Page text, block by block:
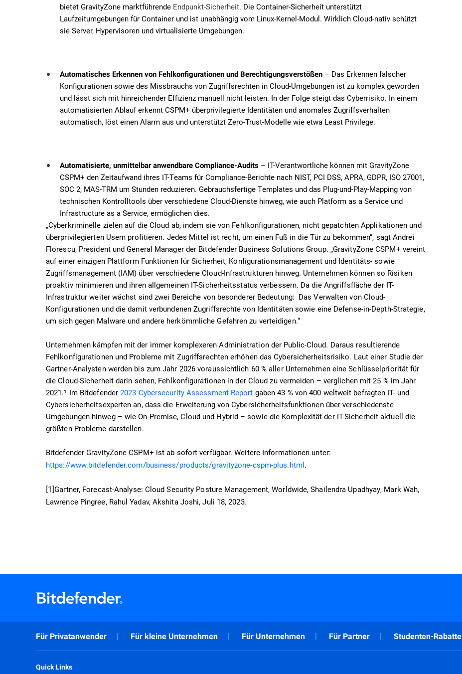
bietet GravityZone marktführende Endpunkt-Sicherheit. Die Container-Sicherheit unterstützt
Laufzeitumgebungen für Container und ist unabhängig vom Linux-Kernel-Modul. Wirklich Cloud-nativ schützt
sie Server, Hypervisoren und virtualisierte Umgebungen.
Automatisches Erkennen von Fehlkonfigurationen und Berechtigungsverstößen – Das Erkennen falscher
Konfigurationen sowie des Missbrauchs von Zugriffsrechten in Cloud-Umgebungen ist zu komplex geworden
und lässt sich mit hinreichender Effizienz manuell nicht leisten. In der Folge steigt das Cyberrisiko. In einem
automatisierten Ablauf erkennt CSPM+ überprivilegierte Identitäten und anomales Zugriffsverhalten
automatisch, löst einen Alarm aus und unterstützt Zero-Trust-Modelle wie etwa Least Privilege.
Automatisierte, unmittelbar anwendbare Compliance-Audits – IT-Verantwortliche können mit GravityZone
CSPM+ den Zeitaufwand ihres IT-Teams für Compliance-Berichte nach NIST, PCI DSS, APRA, GDPR, ISO 27001,
SOC 2, MAS-TRM um Stunden reduzieren. Gebrauchsfertige Templates und das Plug-und-Play-Mapping von
technischen Kontrolltools über verschiedene Cloud-Dienste hinweg, wie auch Platform as a Service und
Infrastructure as a Service, ermöglichen dies.
„Cyberkriminelle zielen auf die Cloud ab, indem sie von Fehlkonfigurationen, nicht gepatchten Applikationen und
überprivilegierten Usern profitieren. Jedes Mittel ist recht, um einen Fuß in die Tür zu bekommen“, sagt Andrei
Florescu, President und General Manager der Bitdefender Business Solutions Group. „GravityZone CSPM+ vereint
auf einer einzigen Plattform Funktionen für Sicherheit, Konfigurationsmanagement und Identitäts- sowie
Zugriffsmanagement (IAM) über verschiedene Cloud-Infrastrukturen hinweg. Unternehmen können so Risiken
proaktiv minimieren und ihren allgemeinen IT-Sicherheitsstatus verbessern. Da die Angriffsfläche der IT-
Infrastruktur weiter wächst sind zwei Bereiche von besonderer Bedeutung: Das Verwalten von Cloud-
Konfigurationen und die damit verbundenen Zugriffsrechte von Identitäten sowie eine Defense-in-Depth-Strategie,
um sich gegen Malware und andere herkömmliche Gefahren zu verteidigen.“
Unternehmen kämpfen mit der immer komplexeren Administration der Public-Cloud. Daraus resultierende
Fehlkonfigurationen und Probleme mit Zugriffsrechten erhöhen das Cybersicherheitsrisiko. Laut einer Studie der
Gartner-Analysten werden bis zum Jahr 2026 voraussichtlich 60 % aller Unternehmen eine Schlüsselpriorität für
die Cloud-Sicherheit darin sehen, Fehlkonfigurationen in der Cloud zu vermeiden – verglichen mit 25 % im Jahr
2021.¹ Im Bitdefender2023 Cybersecurity Assessment Report gaben 43 % von 400 weltweit befragten IT- und
Cybersicherheitsexperten an, dass die Erweiterung von Cybersicherheitsfunktionen über verschiedenste
Umgebungen hinweg – wie On-Premise, Cloud und Hybrid – sowie die Komplexität der IT-Sicherheit aktuell die
größten Probleme darstellen.
Bitdefender GravityZone CSPM+ ist ab sofort verfügbar. Weitere Informationen unter:
https://www.bitdefender.com/business/products/gravityzone-cspm-plus.html.
[1]Gartner, Forecast-Analyse: Cloud Security Posture Management, Worldwide, Shailendra Upadhyay, Mark Wah,
Lawrence Pingree, Rahul Yadav, Akshita Joshi, Juli 18, 2023.
Für Privatanwender Für kleine Unternehmen Für Unternehmen Für Partner Studenten-Rabatte
Quick Links